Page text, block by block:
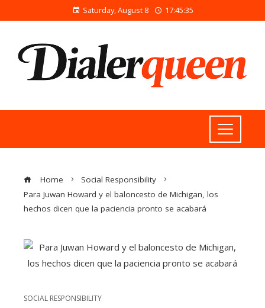
Saturday, August 8 17:45:36
Home
Social Responsibility
Para Juwan Howard y el baloncesto de Michigan, los
hechos dicen que la paciencia pronto se acabará
SOCIAL RESPONSIBILITY